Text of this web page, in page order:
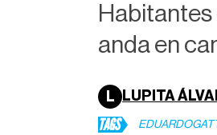
Habitantes
anda en
L LUPITA
TAGS